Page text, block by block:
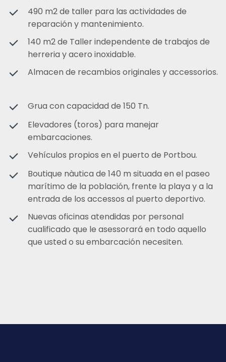
490 m2 de taller para las actividades de
reparación y mantenimiento.
140 m2 de Taller independente de trabajos de
herreria y acero inoxidable.
Almacen de recambios originales y accessorios.
Grua con capacidad de 150 Tn.
Elevadores (toros) para manejar
embarcaciones.
Vehículos propios en el puerto de Portbou.
Boutique nàutica de 140 m situada en el paseo
marítimo de la población, frente la playa y a la
entrada de los accessos al puerto deportivo.
Nuevas oficinas atendidas por personal
cualificado que le asessorará en todo aquello
que usted o su embarcación necesiten.